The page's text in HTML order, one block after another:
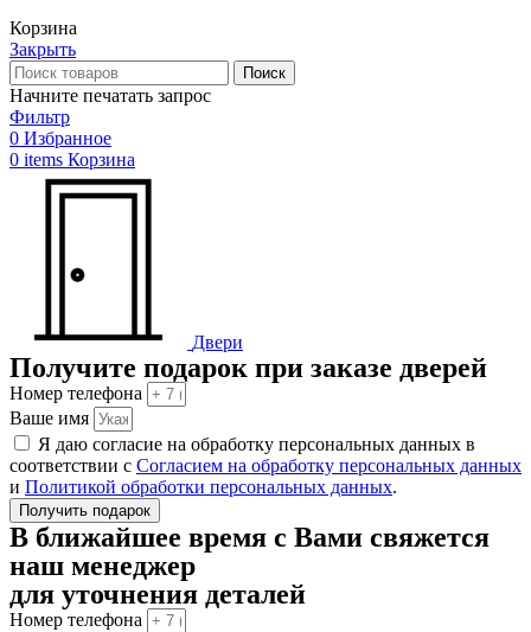
Корзина
Закрыть
Поиск
Начните печатать запрос
Фильтр
0 Избранное
0 items Корзина
Двери
Получите подарок при заказе дверей
Номер телефона
Ваше имя
Я даю согласие на обработку персональных данных в
соответствии с Согласием на обработку персональных данных
и Политикой обработки персональных данных.
Получить подарок
В ближайшее время с Вами свяжется
наш менеджер
для уточнения деталей
Номер телефона